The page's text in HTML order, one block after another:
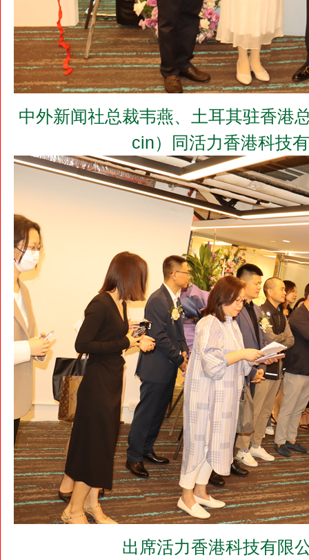
中外新闻社总裁韦燕、土耳其驻香港
cin）同活力香港科技
出席活力香港科技有限